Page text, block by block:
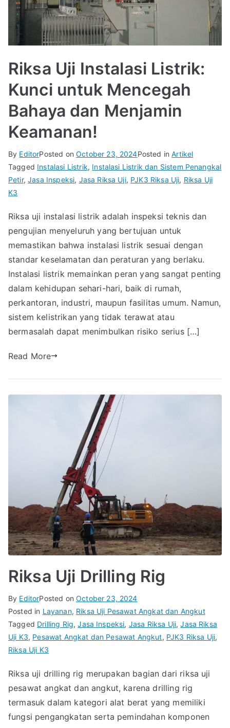
Riksa Uji Instalasi Listrik:
Kunci untuk Mencegah
Bahaya dan Menjamin
Keamanan!
By EditorPosted onOctober 23, 2024Posted inArtikel
Tagged Instalasi Listrik, Instalasi Listrik dan Sistem Penangkal
Petir,Jasa Inspeksi, Jasa Riksa Uji, PJK3 Riksa Uji, Riksa Uji
K3
Riksa uji instalasi listrik adalah inspeksi teknis dan
pengujian menyeluruh yang bertujuan untuk
memastikan bahwa instalasi listrik sesuai dengan
standar keselamatan dan peraturan yang berlaku.
Instalasi listrik memainkan peran yang sangat penting
dalam kehidupan sehari-hari, baik di rumah,
perkantoran, industri, maupun fasilitas umum. Namun,
sistem kelistrikan yang tidak terawat atau
bermasalah dapat menimbulkan risiko serius […]
Read More
Riksa Uji Drilling Rig
By EditorPosted onOctober 23, 2024
Posted in Layanan, Riksa Uji Pesawat Angkat dan Angkut
Tagged Drilling Rig,Jasa Inspeksi, Jasa Riksa Uji,Jasa Riksa
Uji K3, Pesawat Angkat dan Pesawat Angkut, PJK3 Riksa Uji,
Riksa Uji K3
Riksa uji drilling rig merupakan bagian dari riksa uji
pesawat angkat dan angkut, karena drilling rig
termasuk dalam kategori alat berat yang memiliki
fungsi pengangkatan serta pemindahan komponen